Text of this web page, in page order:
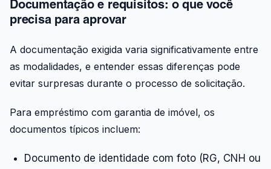
Documentação e requisitos: o que você
precisa para aprovar
A documentação exigida varia significativamente entre
as modalidades, e entender essas diferenças pode
evitar surpresas durante o processo de solicitação.
Para empréstimo com garantia de imóvel, os
documentos típicos incluem:
Documento de identidade com foto (RG, CNH ou